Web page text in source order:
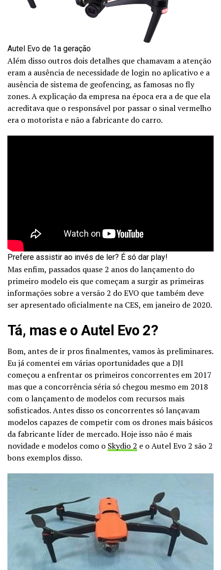
Autel Evo de 1a geração
Além disso outros dois detalhes que chamavam a atenção
eram a ausência de necessidade de login no aplicativo e a
ausência de sistema de geofencing, as famosas no fly
zones. A explicação da empresa na época era a de que ela
acreditava que o responsável por passar o sinal vermelho
era o motorista e não a fabricante do carro.
Prefere assistir ao invés de ler? É só dar play!
Mas enfim, passados quase 2 anos do lançamento do
primeiro modelo eis que começam a surgir as primeiras
informações sobre a versão 2 do EVO que também deve
ser apresentado oficialmente na CES, em janeiro de 2020.
Tá, mas e o Autel Evo 2?
Bom, antes de ir pros finalmentes, vamos às preliminares.
Eu já comentei em várias oportunidades que a DJI
começou a enfrentar os primeiros concorrentes em 2017
mas que a concorrência séria só chegou mesmo em 2018
com o lançamento de modelos com recursos mais
sofisticados. Antes disso os concorrentes só lançavam
modelos capazes de competir com os drones mais básicos
da fabricante líder de mercado. Hoje isso não é mais
novidade e modelos como o Skydio 2 e o Autel Evo 2 são 2
bons exemplos disso.